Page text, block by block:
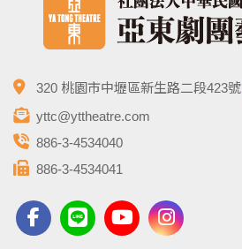
320 桃園市中壢區新生路二段423號
yttc@yttheatre.com
886-3-4534040
886-3-4534041